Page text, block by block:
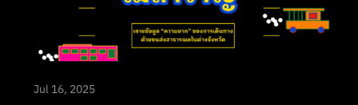
Jul 16, 2025